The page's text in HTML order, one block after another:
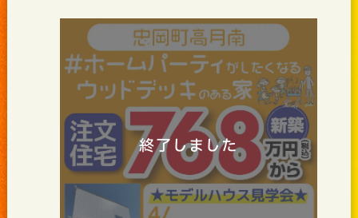
終了しました